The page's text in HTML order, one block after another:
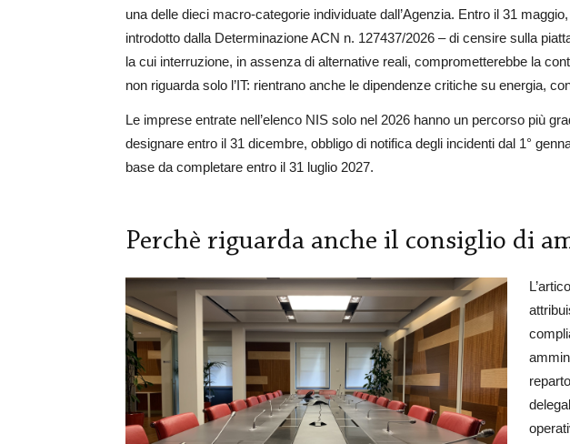
una delle dieci macro-categorie individuate dall’Agenzia. Entro il 31
introdotto dalla Determinazione ACN n. 127437/2026 – di censire sulla
la cui interruzione, in assenza di alternative reali, comprometterebbe la
non riguarda solo l’IT: rientrano anche le dipendenze critiche su energia,
Le imprese entrate nell’elenco NIS solo nel 2026 hanno un percorso più
designare entro il 31 dicembre, obbligo di notifica degli incidenti dal 1°
base da completare entro il 31 luglio 2027.
Perchè riguarda anche il consiglio di